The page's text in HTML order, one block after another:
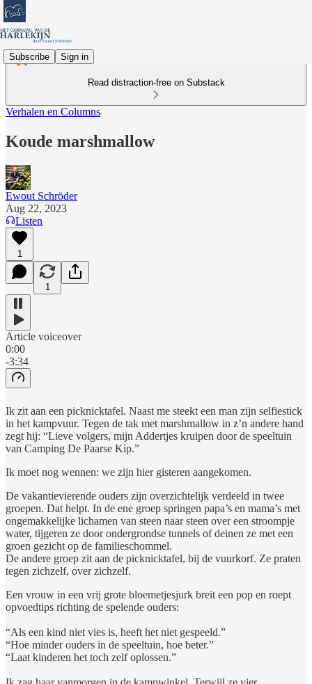
Subscribe Sign in
Read distraction-free on Substack
Verhalen en Columns
Koude marshmallow
Ewout Schröder
Aug 22, 2023
Listen
1
1
Article voiceover
0:00
-3:34
Ik zit aan een picknicktafel. Naast me steekt een man zijn selfiestick
in het kampvuur. Tegen de tak met marshmallow in z’n andere hand
zegt hij: “Lieve volgers, mijn Addertjes kruipen door de speeltuin
van Camping De Paarse Kip.”
Ik moet nog wennen: we zijn hier gisteren aangekomen.
De vakantievierende ouders zijn overzichtelijk verdeeld in twee
groepen. Dat helpt. In de ene groep springen papa’s en mama’s met
ongemakkelijke lichamen van steen naar steen over een stroompje
water, tijgeren ze door ondergrondse tunnels of deinen ze met een
groen gezicht op de familieschommel.
De andere groep zit aan de picknicktafel, bij de vuurkorf. Ze praten
tegen zichzelf, over zichzelf.
Een vrouw in een vrij grote bloemetjesjurk breit een pop en roept
opvoedtips richting de spelende ouders:
“Als een kind niet vies is, heeft het niet gespeeld.”
“Hoe minder ouders in de speeltuin, hoe beter.”
“Laat kinderen het toch zelf oplossen.”